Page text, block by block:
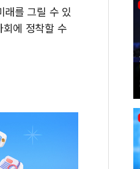
래를 그릴 수 있
에 정착할 수